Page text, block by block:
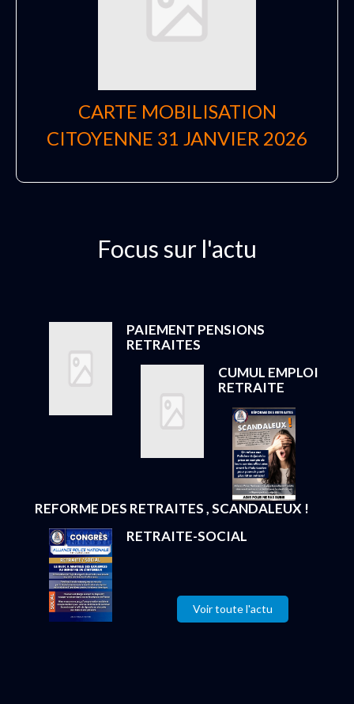
CARTE MOBILISATION
CITOYENNE 31 JANVIER 2026
Focus sur l'actu
PAIEMENT PENSIONS
RETRAITES
CUMUL EMPLOI
RETRAITE
REFORME DES RETRAITES , SCANDALEUX !
RETRAITE-SOCIAL
Voir toute l'actu